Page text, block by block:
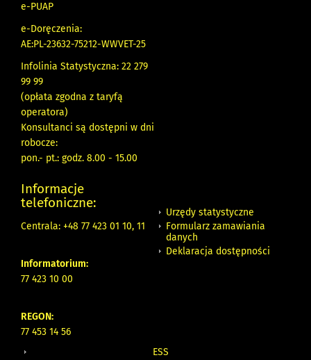
e-PUAP
e-Doręczenia:
AE:PL-23632-75212-WWVET-25
Infolinia Statystyczna: 22 279
99 99
(opłata zgodna z taryfą
operatora)
Konsultanci są dostępni w dni
robocze:
pon.- pt.: godz. 8.00 - 15.00
Informacje
telefoniczne:
Centrala: +48 77 423 01 10, 11
Informatorium:
77 423 10 00
REGON:
77 453 14 56
Urzędy statystyczne
Formularz zamawiania
danych
Deklaracja dostępności
ESS